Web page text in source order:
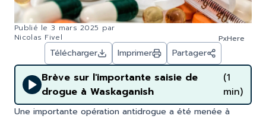
Publié le 3 mars 2025 par
Nicolas Fivel
PxHere
Télécharger Imprimer Partager
Brève sur l'importante saisie de
drogue à Waskaganish
(1
min)
Une importante opération antidrogue a été menée à